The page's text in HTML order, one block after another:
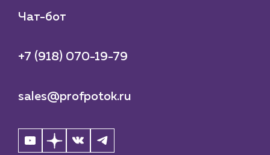
Чат-бот
+7 (918) 070-19-79
sales@profpotok.ru